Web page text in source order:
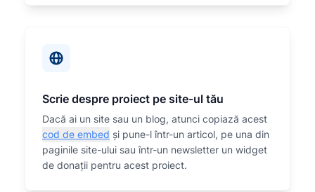
Scrie despre proiect pe site-ul tău
Dacă ai un site sau un blog, atunci copiază acest
cod de embed și pune-l într-un articol, pe una din
paginile site-ului sau într-un newsletter un widget
de donații pentru acest proiect.